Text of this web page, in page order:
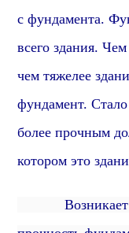
с фундамента.
всего здания.Чем
чем тяжелее
фундамент.
более прочным
котором это
Возникает